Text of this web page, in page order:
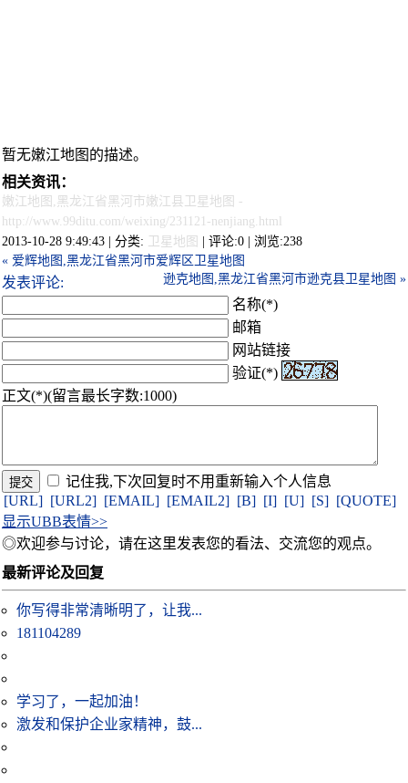
暂无嫩江地图的描述。
相关资讯：
嫩江地图,黑龙江省黑河市嫩江县卫星地图 -
http://www.99ditu.com/weixing/231121-nenjiang.html
2013-10-28 9:49:43 | 分类:
卫星地图 | 评论:0 | 浏览:238
« 爱辉地图,黑龙江省黑河市爱辉区卫星地图
逊克地图,黑龙江省黑河市逊克县卫星地图 »
发表评论:
名称(*)
邮箱
网站链接
验证(*)
正文(*)(留言最长字数:1000)
记住我,下次回复时不用重新输入个人信息
[URL] [URL2] [EMAIL] [EMAIL2] [B] [I] [U] [S] [QUOTE]
显示UBB表情>>
◎欢迎参与讨论，请在这里发表您的看法、交流您的观点。
最新评论及回复
你写得非常清晰明了，让我...
181104289
学习了，一起加油！
激发和保护企业家精神，鼓...